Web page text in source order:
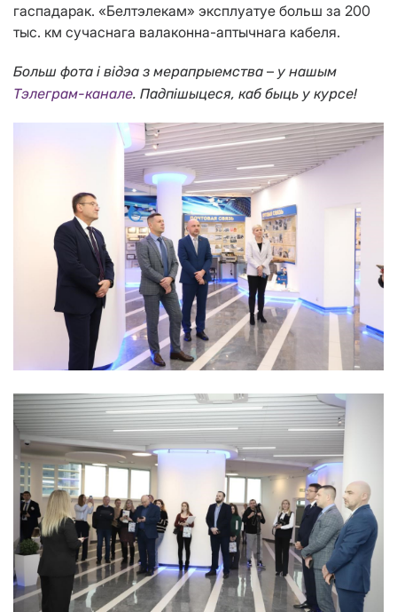
гаспадарак. «Белтэлекам» эксплуатуе больш за 200
тыс. км сучаснага валаконна-аптычнага кабеля.
Больш фота і відэа з мерапрыемства – у нашым
Тэлеграм-канале. Падпішыцеся, каб быць у курсе!